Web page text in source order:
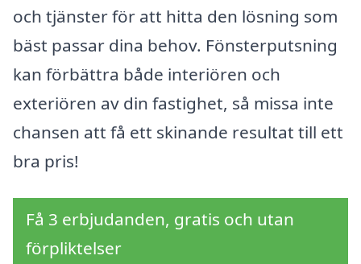
och tjänster för att hitta den lösning som
bäst passar dina behov. Fönsterputsning
kan förbättra både interiören och
exteriören av din fastighet, så missa inte
chansen att få ett skinande resultat till ett
bra pris!
Få 3 erbjudanden, gratis och utan
förpliktelser